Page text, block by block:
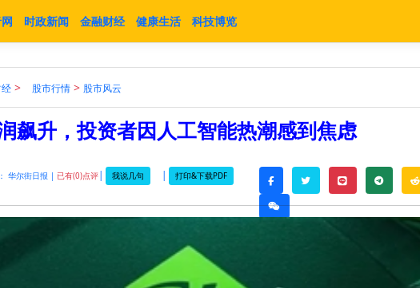
时政新闻 金融财经 健康生活 科技博览
> 股市行情 > 股市风云
飙升，投资者因人工智能热潮感到焦虑
华尔街日报 | 已有(0)点评| 我说几句 | 打印&下载PDF facebooktwitterline
weixin